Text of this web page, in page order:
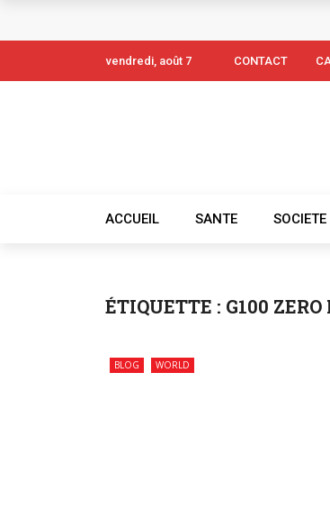
vendredi, août 7 CONTACT
ACCUEIL SANTE SOCIETE
ÉTIQUETTE : G100
BLOG WORLD